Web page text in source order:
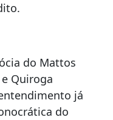
do Mattos
Quiroga
já
do